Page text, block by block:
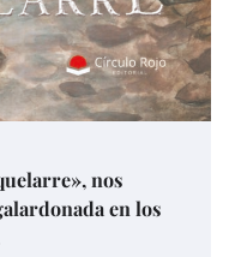
nos
en los